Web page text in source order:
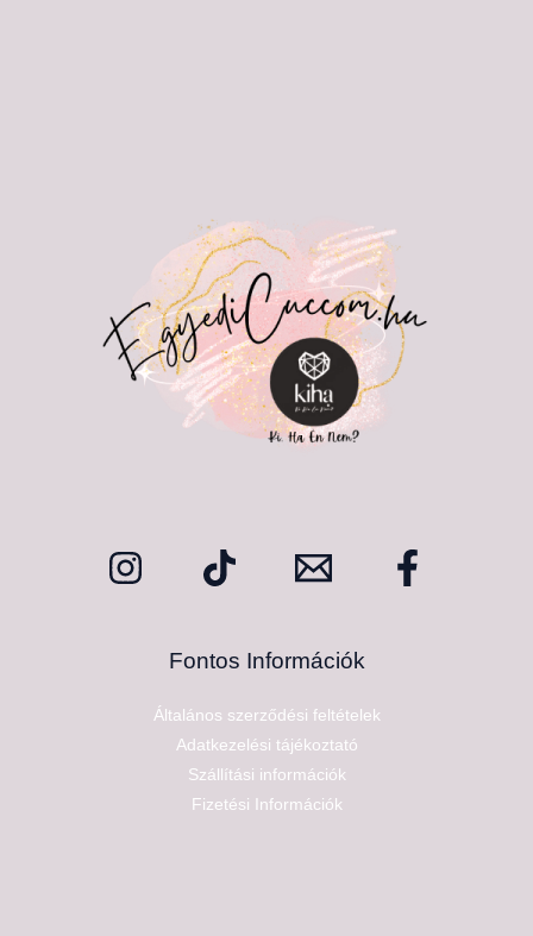
Fontos Információk
Általános szerződési feltételek
Adatkezelési tájékoztató
Szállítási információk
Fizetési Információk